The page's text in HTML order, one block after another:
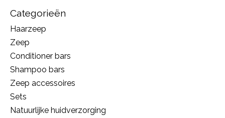
Categorieën
Haarzeep
Zeep
Conditioner bars
Shampoo bars
Zeep accessoires
Sets
Natuurlijke huidverzorging